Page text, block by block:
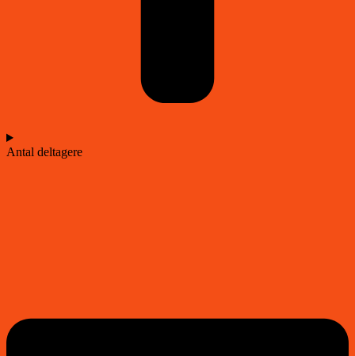
Antal deltagere